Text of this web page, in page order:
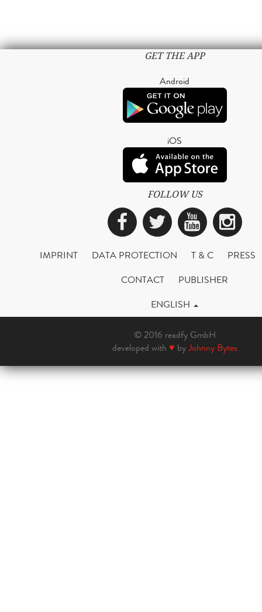
GET THE APP
Android
iOS
FOLLOW US
Facebook
Twitter
IMPRINT DATA PROTECTION T & C
PRESS
CONTACT
PUBLISHER
ENGLISH
© 2016 readfy GmbH
developed with ♥ byJohnny Bytes